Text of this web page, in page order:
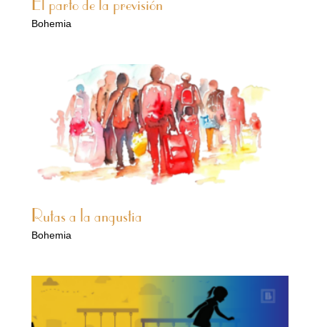
El parto de la previsión
Bohemia
Rutas a la angustia
Bohemia